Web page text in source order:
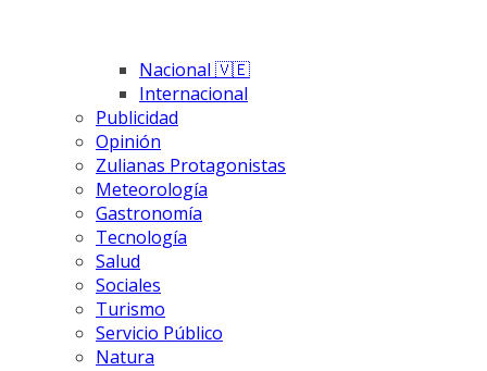
Nacional 🇻🇪
Internacional
Publicidad
Opinión
Zulianas Protagonistas
Meteorología
Gastronomía
Tecnología
Salud
Sociales
Turismo
Servicio Público
Natura